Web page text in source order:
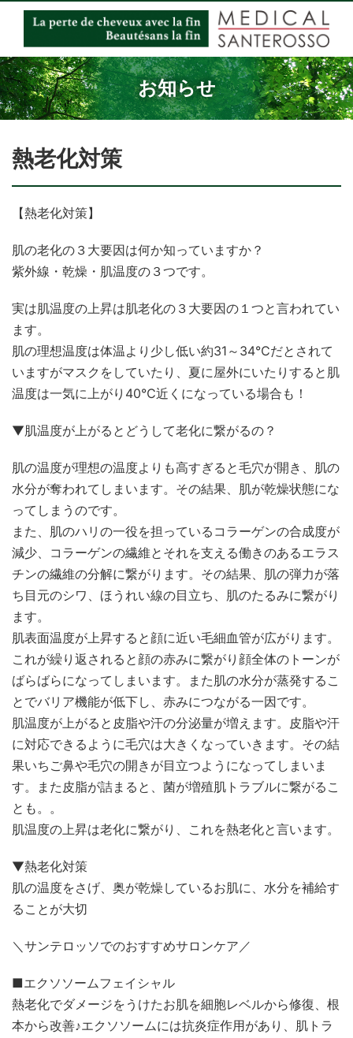
お知らせ
熱老化対策
【熱老化対策】
肌の老化の３大要因は何か知っていますか？
紫外線・乾燥・肌温度の３つです。
実は肌温度の上昇は肌老化の３大要因の１つと言われてい
ます。
肌の理想温度は体温より少し低い約31～34℃だとされて
いますがマスクをしていたり、夏に屋外にいたりすると肌
温度は一気に上がり40℃近くになっている場合も！
▼肌温度が上がるとどうして老化に繋がるの？
肌の温度が理想の温度よりも高すぎると毛穴が開き、肌の
水分が奪われてしまいます。その結果、肌が乾燥状態にな
ってしまうのです。
また、肌のハリの一役を担っているコラーゲンの合成度が
減少、コラーゲンの繊維とそれを支える働きのあるエラス
チンの繊維の分解に繋がります。その結果、肌の弾力が落
ち目元のシワ、ほうれい線の目立ち、肌のたるみに繋がり
ます。
肌表面温度が上昇すると顔に近い毛細血管が広がります。
これが繰り返されると顔の赤みに繋がり顔全体のトーンが
ばらばらになってしまいます。また肌の水分が蒸発するこ
とでバリア機能が低下し、赤みにつながる一因です。
肌温度が上がると皮脂や汗の分泌量が増えます。皮脂や汗
に対応できるように毛穴は大きくなっていきます。その結
果いちご鼻や毛穴の開きが目立つようになってしまいま
す。また皮脂が詰まると、菌が増殖肌トラブルに繋がるこ
とも。。
肌温度の上昇は老化に繋がり、これを熱老化と言います。
▼熱老化対策
肌の温度をさげ、奥が乾燥しているお肌に、水分を補給す
ることが大切
＼サンテロッソでのおすすめサロンケア／
■エクソソームフェイシャル
熱老化でダメージをうけたお肌を細胞レベルから修復、根
本から改善♪エクソソームには抗炎症作用があり、肌トラ